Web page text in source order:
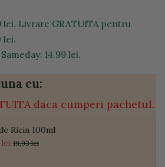
lei. Livrare GRATUITA pentru
lei.
14.99 lei.
cu:
daca cumperi pachetul.
Ricin 100ml
lei 19,93 lei